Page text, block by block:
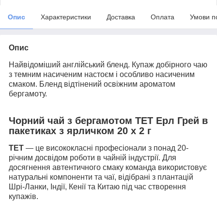
Опис Характеристики Доставка Оплата Умови
Опис
Найвідоміший англійський бленд. Купаж добірного чаю
з темним насиченим настоєм і особливо насиченим
смаком. Бленд відтінений освіжним ароматом
бергамоту.
Чорний чай з бергамотом ТЕТ Ерл Грей в
пакетиках з ярличком 20 х 2 г
TET — це висококласні професіонали з понад 20-
річним досвідом роботи в чайній індустрії. Для
досягнення автентичного смаку команда використовує
натуральні компоненти та чаї, відібрані з плантацій
Шрі-Ланки, Індії, Кенії та Китаю під час створення
купажів.